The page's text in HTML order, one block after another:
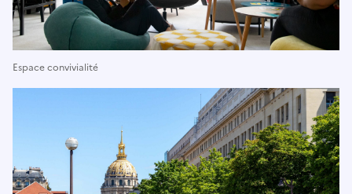
Espace convivialité